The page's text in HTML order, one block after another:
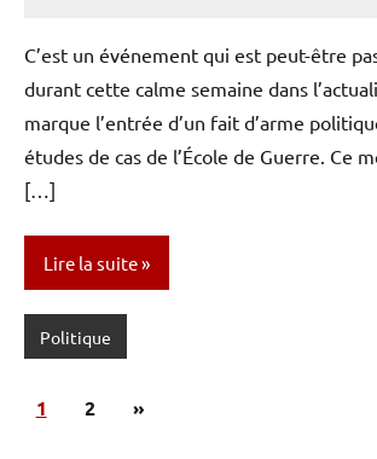
C’est un événement qui est peut-être
durant cette calme semaine dans
marque l’entrée d’un fait d’arme
études de cas de l’École de Guerre. Ce
[…]
Lire la suite
Politique
Pagination
1 2
Articles
»